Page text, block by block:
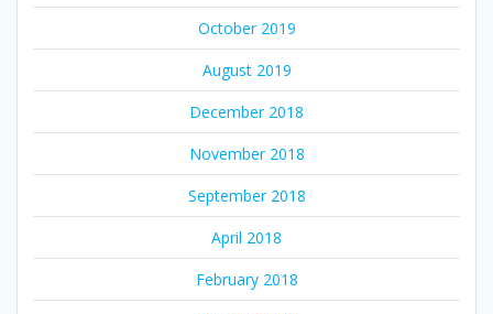
October 2019
August 2019
December 2018
November 2018
September 2018
April 2018
February 2018